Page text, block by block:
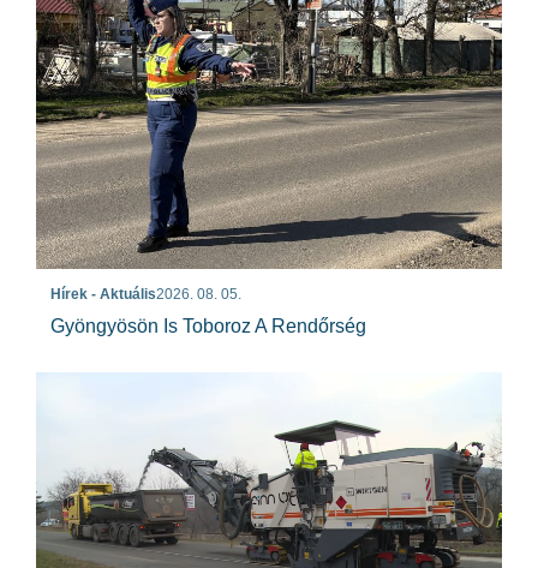
Hírek - Aktuális2026. 08. 05.
Gyöngyösön Is Toboroz A Rendőrség